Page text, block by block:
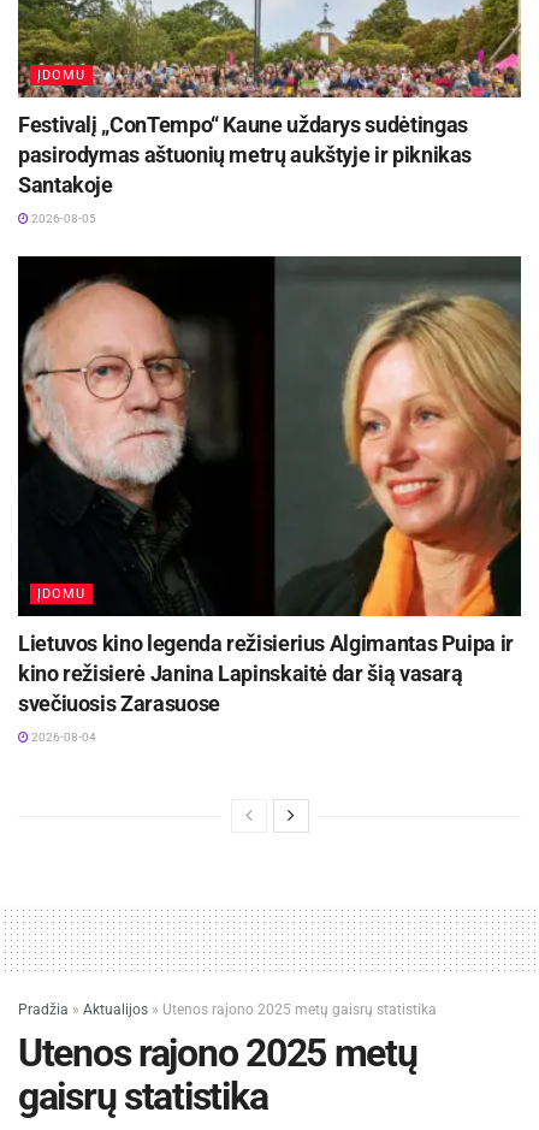
ĮDOMU
Festivalį „ConTempo“ Kaune uždarys sudėtingas
pasirodymas aštuonių metrų aukštyje ir piknikas
Santakoje
2026-08-05
ĮDOMU
Lietuvos kino legenda režisierius Algimantas Puipa ir
kino režisierė Janina Lapinskaitė dar šią vasarą
svečiuosis Zarasuose
2026-08-04
Pradžia » Aktualijos » Utenos rajono 2025 metų gaisrų statistika
Utenos rajono 2025 metų
gaisrų statistika